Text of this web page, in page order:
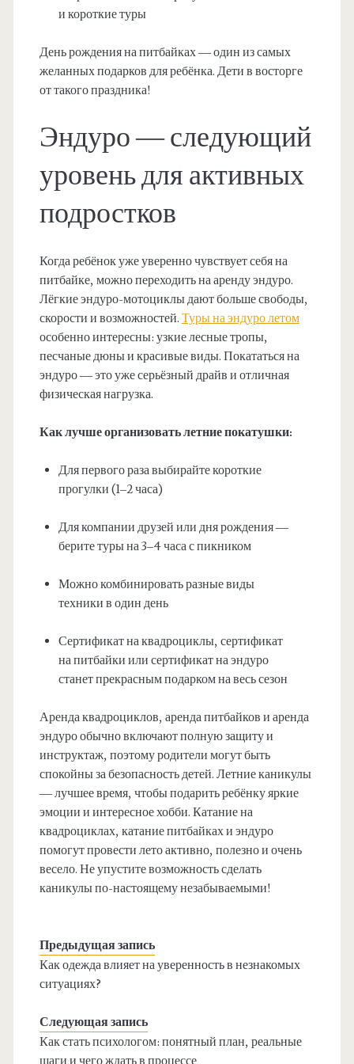
и короткие туры
День рождения на питбайках — один из самых
желанных подарков для ребёнка. Дети в восторге
от такого праздника!
Эндуро — следующий
уровень для активных
подростков
Когда ребёнок уже уверенно чувствует себя на
питбайке, можно переходить на аренду эндуро.
Лёгкие эндуро-мотоциклы дают больше свободы,
скорости и возможностей. Туры на эндуро летом
особенно интересны: узкие лесные тропы,
песчаные дюны и красивые виды. Покататься на
эндуро — это уже серьёзный драйв и отличная
физическая нагрузка.
Как лучше организовать летние покатушки:
Для первого раза выбирайте короткие
прогулки (1–2 часа)
Для компании друзей или дня рождения —
берите туры на 3–4 часа с пикником
Можно комбинировать разные виды
техники в один день
Сертификат на квадроциклы, сертификат
на питбайки или сертификат на эндуро
станет прекрасным подарком на весь сезон
Аренда квадроциклов, аренда питбайков и аренда
эндуро обычно включают полную защиту и
инструктаж, поэтому родители могут быть
спокойны за безопасность детей. Летние каникулы
— лучшее время, чтобы подарить ребёнку яркие
эмоции и интересное хобби. Катание на
квадроциклах, катание питбайках и эндуро
помогут провести лето активно, полезно и очень
весело. Не упустите возможность сделать
каникулы по-настоящему незабываемыми!
Предыдущая запись
Как одежда влияет на уверенность в незнакомых
ситуациях?
Следующая запись
Как стать психологом: понятный план, реальные